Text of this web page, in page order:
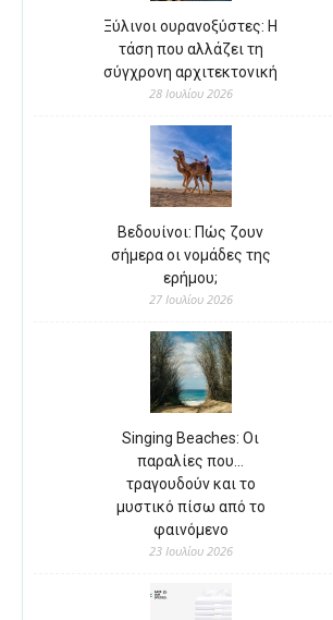
Ξύλινοι ουρανοξύστες: Η
τάση που αλλάζει τη
σύγχρονη αρχιτεκτονική
28 Ιουλίου 2026
Βεδουίνοι: Πώς ζουν
σήμερα οι νομάδες της
ερήμου;
27 Ιουλίου 2026
Singing Beaches: Οι
παραλίες που…
τραγουδούν και το
μυστικό πίσω από το
φαινόμενο
23 Ιουλίου 2026